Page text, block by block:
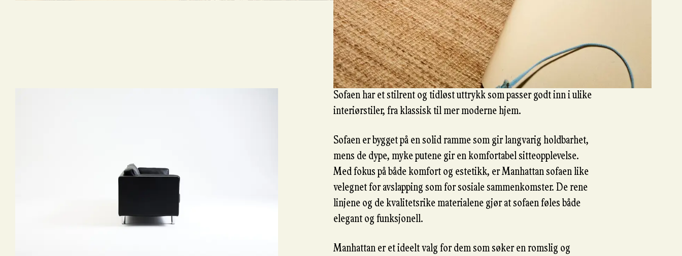
Sofaen har et stilrent og tidløst uttrykk som passer godt inn i ulike
interiørstiler, fra klassisk til mer moderne hjem.
Sofaen er bygget på en solid ramme som gir langvarig holdbarhet,
mens de dype, myke putene gir en komfortabel sitteopplevelse.
Med fokus på både komfort og estetikk, er Manhattan sofaen like
velegnet for avslapping som for sosiale sammenkomster. De rene
linjene og de kvalitetsrike materialene gjør at sofaen føles både
elegant og funksjonell.
Manhattan er et ideelt valg for dem som søker en romslig og